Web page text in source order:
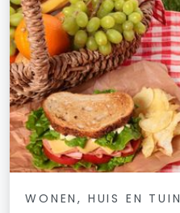
WONEN, HUIS EN TUIN